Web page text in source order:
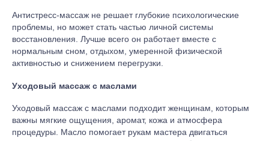
Антистресс-массаж не решает глубокие психологические
проблемы, но может стать частью личной системы
восстановления. Лучше всего он работает вместе с
нормальным сном, отдыхом, умеренной физической
активностью и снижением перегрузки.
Уходовый массаж с маслами
Уходовый массаж с маслами подходит женщинам, которым
важны мягкие ощущения, аромат, кожа и атмосфера
процедуры. Масло помогает рукам мастера двигаться